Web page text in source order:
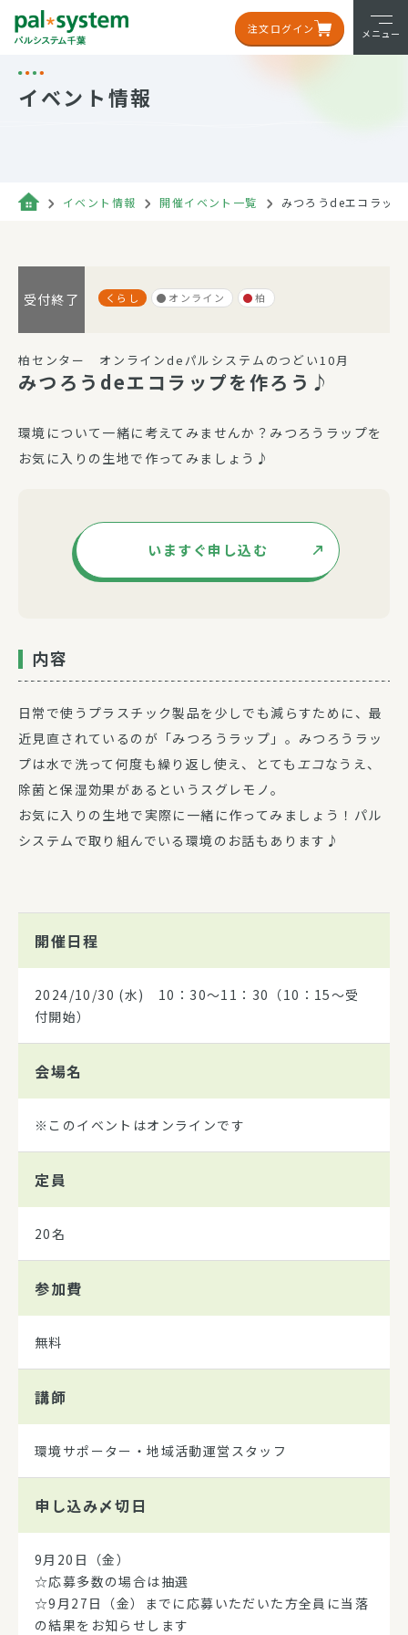
注文ログイン メニュー
イベント情報
イベント情報 開催イベント一覧 みつろうdeエコラ
受付終了 くらし オンライン 柏
柏センター オンラインdeパルシステムのつどい10月
みつろうdeエコラップを作ろう♪
環境について一緒に考えてみませんか？みつろうラップを
お気に入りの生地で作ってみましょう♪
いますぐ申し込む
内容
日常で使うプラスチック製品を少しでも減らすために、最
近見直されているのが「みつろうラップ」。みつろうラッ
プは水で洗って何度も繰り返し使え、とても エコなうえ、
除菌と保湿効果があるというスグレモノ。
お気に入りの生地で実際に一緒に作ってみましょう！パル
システムで取り組んでいる環境のお話もあります♪
開催日程
2024/10/30 (水) 10：30～11：30（10：15～受
付開始）
会場名
※このイベントはオンラインです
定員
20名
参加費
無料
講師
環境サポーター・地域活動運営スタッフ
申し込み〆切日
9月20日（金）
☆応募多数の場合は抽選
☆9月27日（金）までに応募いただいた方全員に当落
の結果をお知らせします